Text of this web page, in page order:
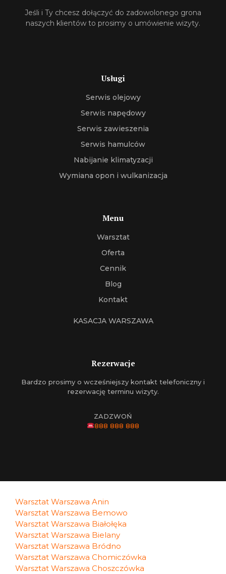
Jeśli i Ty chcesz dołączyć do zadowolonego grona
naszych klientów to prosimy o umówienie wizyty.
Usługi
Serwis olejowy
Serwis napędowy
Serwis zawieszenia
Serwis hamulców
Nabijanie klimatyzacji
Wymiana opon i wulkanizacja
Menu
Warsztat
Oferta
Cennik
Blog
Kontakt
KASACJA WARSZAWA
Rezerwacje
Bardzo prosimy o wcześniejszy kontakt telefoniczny i
rezerwację terminu wizyty.
ZADZWOŃ
888 888 888
Warsztat Warszawa Anin
Warsztat Warszawa Bemowo
Warsztat Warszawa Białołęka
Warsztat Warszawa Bielany
Warsztat Warszawa Bródno
Warsztat Warszawa Chomiczówka
Warsztat Warszawa Choszczówka